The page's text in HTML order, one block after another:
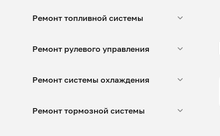
Ремонт топливной системы
Ремонт рулевого управления
Ремонт системы охлаждения
Ремонт тормозной системы